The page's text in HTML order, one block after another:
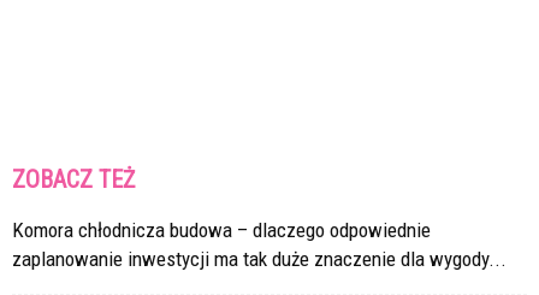
ZOBACZ TEŻ
Komora chłodnicza budowa – dlaczego odpowiednie
zaplanowanie inwestycji ma tak duże znaczenie dla wygody...